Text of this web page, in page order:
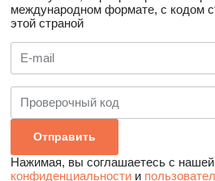
международном формате, с кодом
этой страной
Нажимая, вы соглашаетесь с нашей
конфиденциальности и